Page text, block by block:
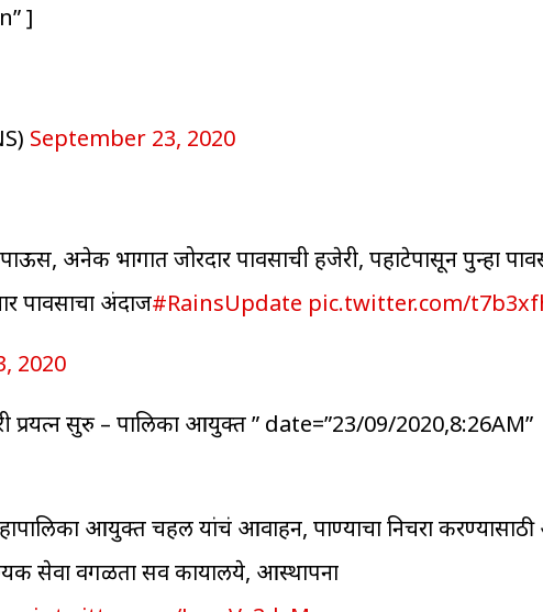
]
September 23, 2020
अनेक भागात जोरदार पावसाची हजेरी, पहाटेपासून पुन्हा
पावसाचा अंदाज#RainsUpdate pic.twitter.com/
2020
प्रयत्न सुरु – पालिका आयुक्त ” date=”23/09/2020,8:26AM”
आयुक्त चहल यांचं आवाहन, पाण्याचा निचरा
सेवा वगळता सर्व कार्यालये, आस्थापना